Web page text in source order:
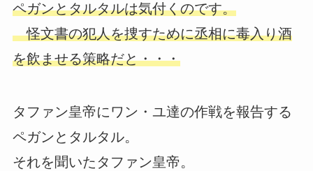
ペガンとタルタルは気付くのです。
怪文書の犯人を捜すために丞相に毒入り酒
を飲ませる策略だと・・・
タファン皇帝にワン・ユ達の作戦を報告する
ペガンとタルタル。
それを聞いたタファン皇帝。